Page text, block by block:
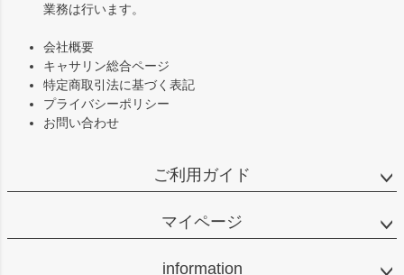
業務は行います。
会社概要
キャサリン総合ページ
特定商取引法に基づく表記
プライバシーポリシー
お問い合わせ
ご利用ガイド
マイページ
information